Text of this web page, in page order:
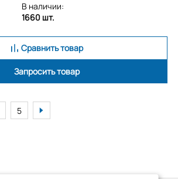
В наличии:
1660 шт.
Сравнить товар
Запросить товар
5